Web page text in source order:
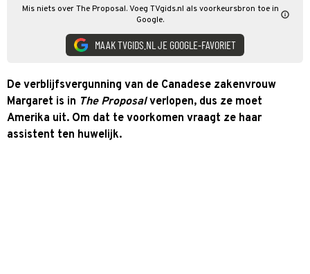
Mis niets over The Proposal. Voeg TVgids.nl als voorkeursbron toe in
Google.
MAAK TVGIDS.NL JE GOOGLE-FAVORIET
De verblijfsvergunning van de Canadese zakenvrouw
Margaret is in The Proposalverlopen, dus ze moet
Amerika uit. Om dat te voorkomen vraagt ze haar
assistent ten huwelijk.